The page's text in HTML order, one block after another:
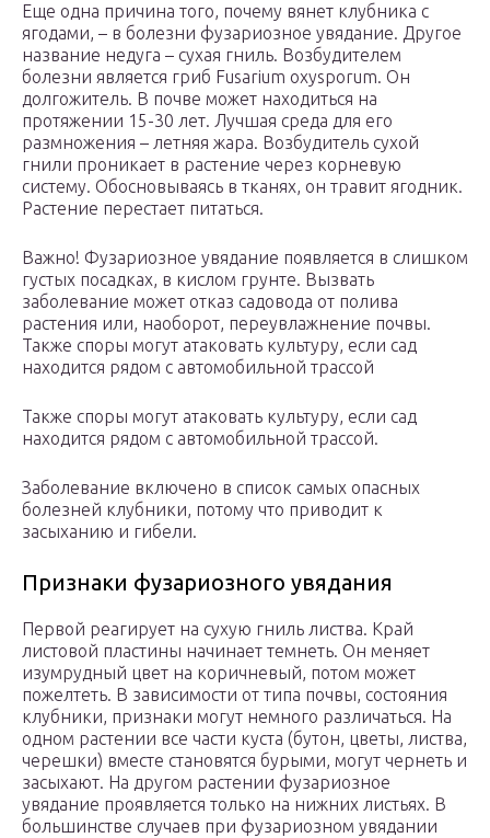
Еще одна причина того, почему вянет клубника с
ягодами, – в болезни фузариозное увядание. Другое
название недуга – сухая гниль. Возбудителем
болезни является гриб Fusarium oxysporum. Он
долгожитель. В почве может находиться на
протяжении 15-30 лет. Лучшая среда для его
размножения – летняя жара. Возбудитель сухой
гнили проникает в растение через корневую
систему. Обосновываясь в тканях, он травит ягодник.
Растение перестает питаться.
Важно! Фузариозное увядание появляется в слишком
густых посадках, в кислом грунте. Вызвать
заболевание может отказ садовода от полива
растения или, наоборот, переувлажнение почвы.
Также споры могут атаковать культуру, если сад
находится рядом с автомобильной трассой
Также споры могут атаковать культуру, если сад
находится рядом с автомобильной трассой.
Заболевание включено в список самых опасных
болезней клубники, потому что приводит к
засыханию и гибели.
Признаки фузариозного увядания
Первой реагирует на сухую гниль листва. Край
листовой пластины начинает темнеть. Он меняет
изумрудный цвет на коричневый, потом может
пожелтеть. В зависимости от типа почвы, состояния
клубники, признаки могут немного различаться. На
одном растении все части куста (бутон, цветы, листва,
черешки) вместе становятся бурыми, могут чернеть и
засыхают. На другом растении фузариозное
увядание проявляется только на нижних листьях. В
большинстве случаев при фузариозном увядании